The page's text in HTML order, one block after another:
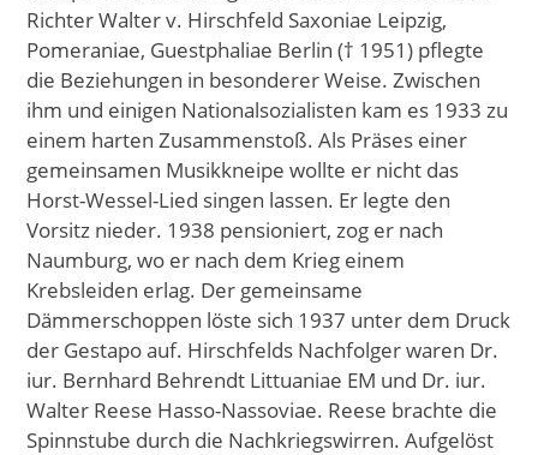
Richter Walter v. Hirschfeld Saxoniae Leipzig,
Pomeraniae, Guestphaliae Berlin († 1951) pflegte
die Beziehungen in besonderer Weise. Zwischen
ihm und einigen Nationalsozialisten kam es 1933 zu
einem harten Zusammenstoß. Als Präses einer
gemeinsamen Musikkneipe wollte er nicht das
Horst-Wessel-Lied singen lassen. Er legte den
Vorsitz nieder. 1938 pensioniert, zog er nach
Naumburg, wo er nach dem Krieg einem
Krebsleiden erlag. Der gemeinsame
Dämmerschoppen löste sich 1937 unter dem Druck
der Gestapo auf. Hirschfelds Nachfolger waren Dr.
iur. Bernhard Behrendt Littuaniae EM und Dr. iur.
Walter Reese Hasso-Nassoviae. Reese brachte die
Spinnstube durch die Nachkriegswirren. Aufgelöst